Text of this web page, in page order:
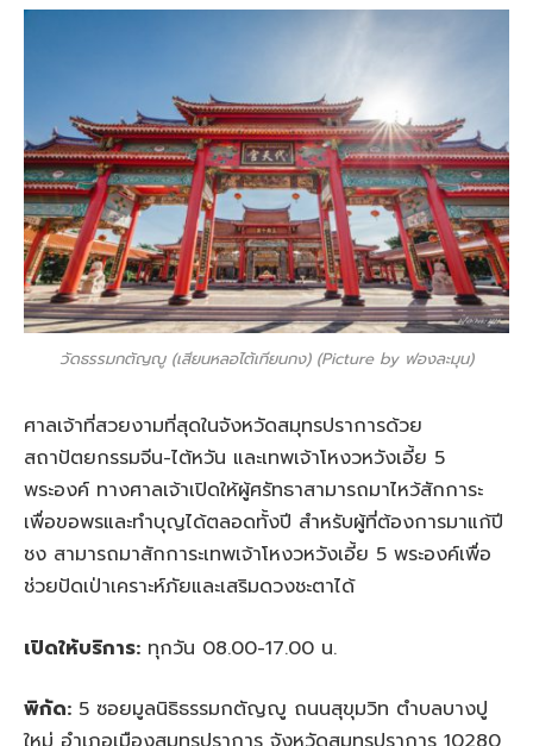
วัดธรรมกตัญญู (เสียนหลอไต้เทียนกง) (Picture by ฟองละมุน)
ศาลเจ้าที่สวยงามที่สุดในจังหวัดสมุทรปราการด้วย
สถาปัตยกรรมจีน-ไต้หวัน และเทพเจ้าโหงวหวังเอี้ย 5
พระองค์ ทางศาลเจ้าเปิดให้ผู้ศรัทธาสามารถมาไหว้สักการะ
เพื่อขอพรและทำบุญได้ตลอดทั้งปี สำหรับผู้ที่ต้องการมาแก้ปี
ชง สามารถมาสักการะเทพเจ้าโหงวหวังเอี้ย 5 พระองค์เพื่อ
ช่วยปัดเป่าเคราะห์ภัยและเสริมดวงชะตาได้
เปิดให้บริการ: ทุกวัน 08.00-17.00 น.
พิกัด: 5 ซอยมูลนิธิธรรมกตัญญู ถนนสุขุมวิท ตำบลบางปู